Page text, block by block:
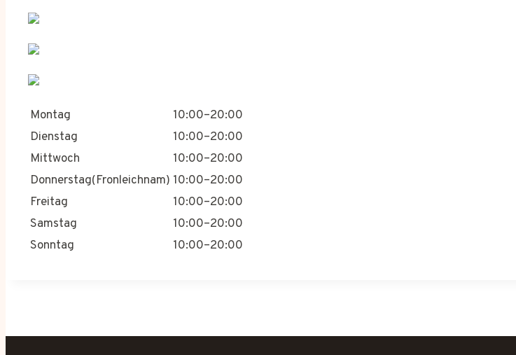
Montag
10:00–20:00
Dienstag
10:00–20:00
Mittwoch
10:00–20:00
Donnerstag(Fronleichnam) 10:00–20:00
Freitag
10:00–20:00
Samstag
10:00–20:00
Sonntag
10:00–20:00